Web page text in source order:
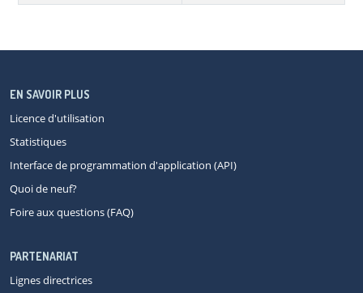
EN SAVOIR PLUS
Licence d'utilisation
Statistiques
Interface de programmation d'application (API)
Quoi de neuf?
Foire aux questions (FAQ)
PARTENARIAT
Lignes directrices